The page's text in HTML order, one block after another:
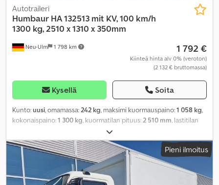
Neu-Ulm 1 798 km
Autotraileri
Humbaur HA 132513 mit KV, 100 km/h
1300 kg, 2510 x 1310 x 350mm
1 792 €
Kiinteä hinta alv 0% (veroton)
(2 132 € bruttomassa)
Kysellä Soita
Kunto:uusi, omamassa: 242 kg, maksimi kuormauspaino:1 058 kg,
kokonaispaino:1 300 kg , kuormatilan pituus: 2 510 mm , lastitilan
, kuormatilan korkeus:
tilavuus:1,3 m³, väri:muu, rakennuskorkeus:905 mm, työleveys:
1 810 mm, Pieni ilmoitus